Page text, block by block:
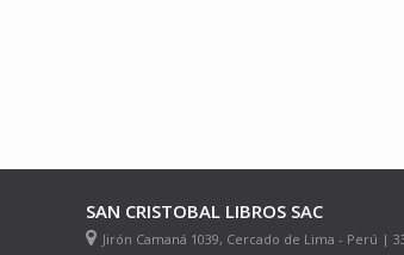
SAN CRISTOBAL LIBROS SAC
Jirón Camaná 1039, Cercado de Lima - Perú |